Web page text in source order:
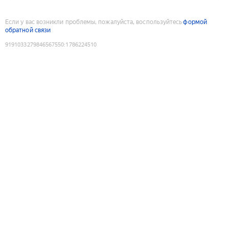
Если у вас возникли проблемы, пожалуйста, воспользуйтесьформой
обратной связи
9191033279846567550:1786224510